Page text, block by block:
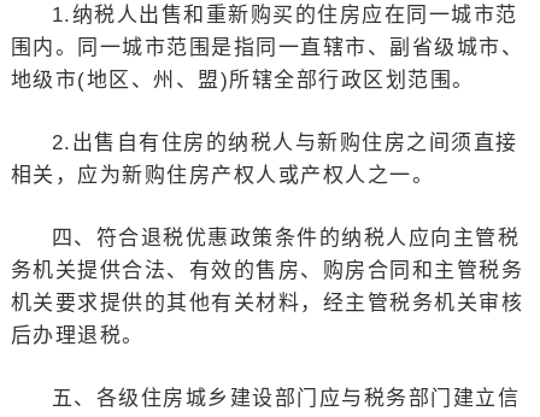
1.纳税人出售和重新购买的住房应在同一城市范
围内。同一城市范围是指同一直辖市、副省级城市、
地级市(地区、州、盟)所辖全部行政区划范围。
2.出售自有住房的纳税人与新购住房之间须直接
相关，应为新购住房产权人或产权人之一。
四、符合退税优惠政策条件的纳税人应向主管税
务机关提供合法、有效的售房、购房合同和主管税务
机关要求提供的其他有关材料，经主管税务机关审核
后办理退税。
五、各级住房城乡建设部门应与税务部门建立信